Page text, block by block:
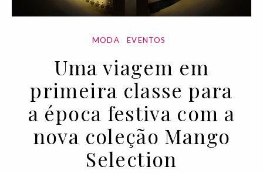
MODA EVENTOS
Uma viagem em
primeira classe para
a época festiva com a
nova coleção Mango
Selection